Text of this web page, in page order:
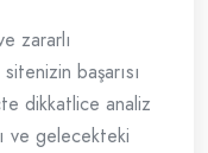
zararlı
başarısı
dikkatlice analiz
ve gelecekteki